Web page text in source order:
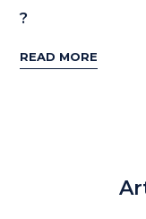
?
READ MORE